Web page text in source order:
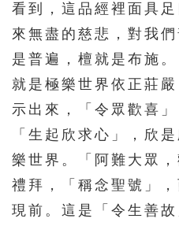
576 577
581 582
591 592
596 597
601 602
606 607
看到，這品經裡面具
來無盡的慈悲，對我
是普遍，檀就是布施
就是極樂世界依正莊
示出來，「令眾歡喜
「生起欣求心」，欣
樂世界。「阿難大眾
禮拜，「稱念聖號」
現前。這是「令生善